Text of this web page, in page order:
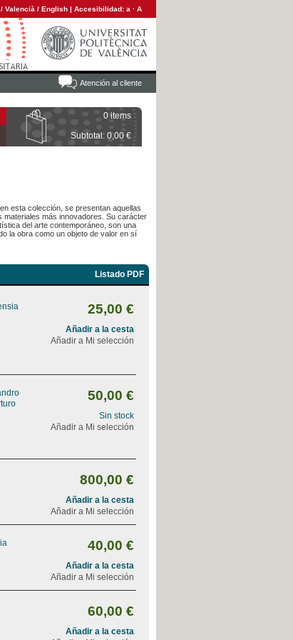
/ Valencià / English | Accesibilidad: a · A
Atención al cliente
0 items
Subtotal: 0,00 €
esta colección, se presentan aquellas
materiales más innovadores. Su carácter
del arte contemporáneo, son una
la obra como un objeto de valor en sí
Listado PDF
25,00 €
Añadir a la cesta
Añadir a Mi selección
50,00 €
Sin stock
Añadir a Mi selección
800,00 €
Añadir a la cesta
Añadir a Mi selección
40,00 €
Añadir a la cesta
Añadir a Mi selección
60,00 €
Añadir a la cesta